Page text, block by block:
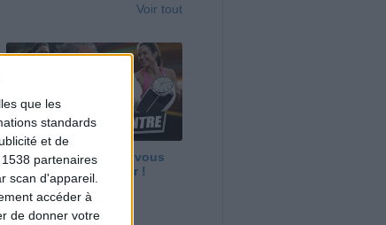
que les
standards
et de
partenaires
scan d'appareil.
accéder à
de donner votre
Voir tout
Maigrir vite ? Ce que vous
devez vraiment savoir !